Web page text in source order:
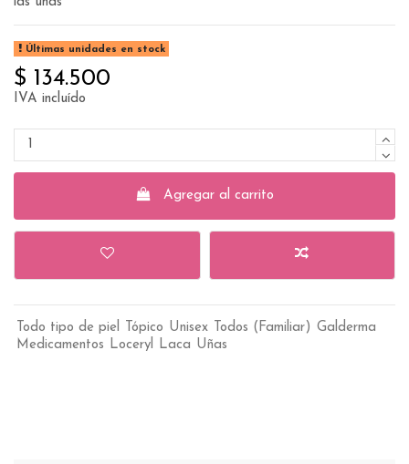
Últimas unidades en stock
$ 134.500
IVA incluído
Agregar al carrito
Todo tipo de piel Tópico Unisex Todos (Familiar) Galderma
Medicamentos
Loceryl Laca Uñas